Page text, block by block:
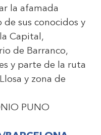
la afamada
sus conocidos y
Capital,
de Barranco,
y parte de la ruta
y zona de
PUNO